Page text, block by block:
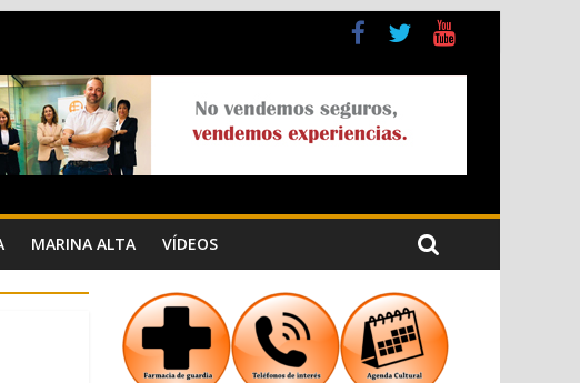
Capitanía Cristiana
en los Jardins de Torrecremada
Dénia
MARINA ALTA VÍDEOS